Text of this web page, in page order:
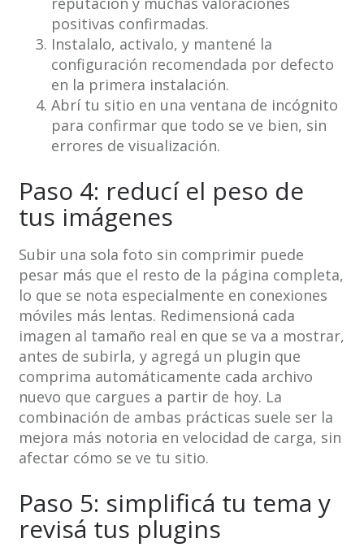
positivas confirmadas.
Instalalo, activalo, y mantené la
configuración recomendada por defecto
en la primera instalación.
Abrí tu sitio en una ventana de incógnito
para confirmar que todo se ve bien, sin
errores de visualización.
Paso 4: reducí el peso de
tus imágenes
Subir una sola foto sin comprimir puede
pesar más que el resto de la página completa,
lo que se nota especialmente en conexiones
móviles más lentas. Redimensioná cada
imagen al tamaño real en que se va a mostrar,
antes de subirla, y agregá un plugin que
comprima automáticamente cada archivo
nuevo que cargues a partir de hoy. La
combinación de ambas prácticas suele ser la
mejora más notoria en velocidad de carga, sin
afectar cómo se ve tu sitio.
Paso 5: simplificá tu tema y
revisá tus plugins